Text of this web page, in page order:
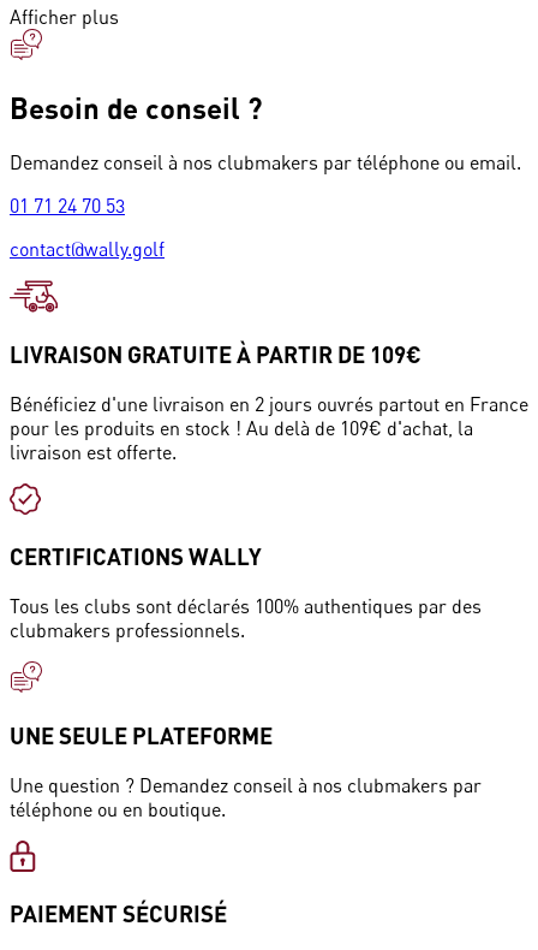
Afficher plus
Besoin de conseil ?
Demandez conseil à nos clubmakers par téléphone ou email.
01 71 24 70 53
contact@wally.golf
LIVRAISON GRATUITE À PARTIR DE 109€
Bénéficiez d'une livraison en 2 jours ouvrés partout en France
pour les produits en stock ! Au delà de 109€ d'achat, la
livraison est offerte.
CERTIFICATIONS WALLY
Tous les clubs sont déclarés 100% authentiques par des
clubmakers professionnels.
UNE SEULE PLATEFORME
Une question ? Demandez conseil à nos clubmakers par
téléphone ou en boutique.
PAIEMENT SÉCURISÉ